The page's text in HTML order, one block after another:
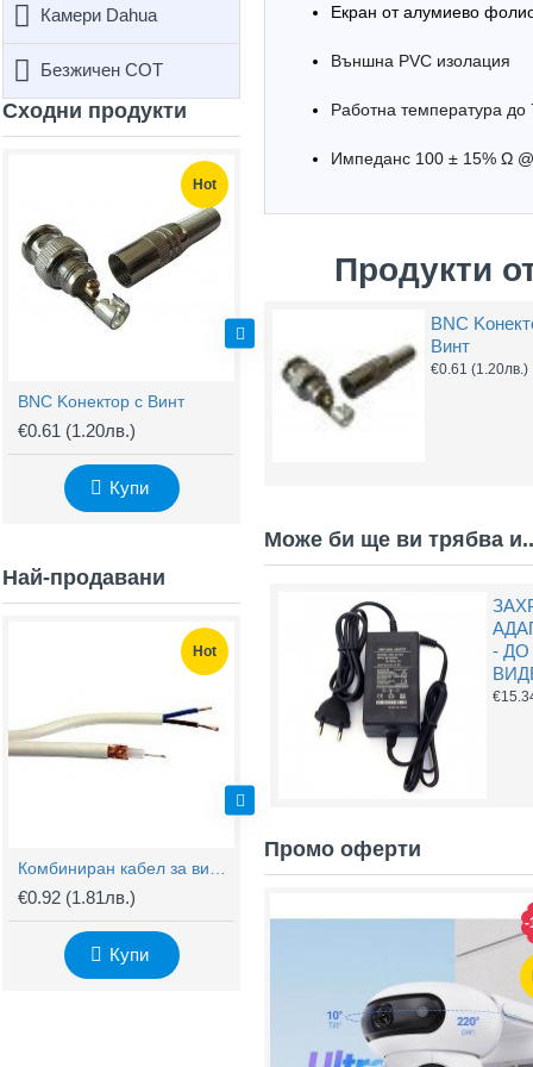
Камери Dahua
Безжичен СОТ
Сходни продукти
Hot
BNC Kонектор с Винт
€0.61 (1.20лв.)
Купи
(1.81лв.)
Не
Най-продавани
Hot
€0.92 (1.81лв.)
Купи
Hot
BNC Kонектор с Винт
Екран от алумиево
Външна PVC изолация
Работна температура до
Импеданс 100 ± 15% Ω
Продукти
BNC
Винт
€0.61 (1.20лв.)
Може би ще ви трябва
- ДО
Промо оферти
-